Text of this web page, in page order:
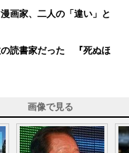
画家、二人の「違い」と
の読書家だった 『死ぬほ
画像で見る